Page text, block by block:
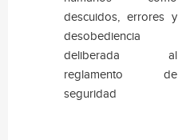
descuidos, errores y
desobediencia
deliberada al
reglamento de
seguridad